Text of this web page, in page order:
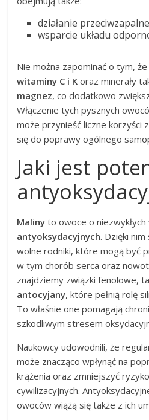
działanie
wsparcie układu
Nie można zapominać o tym,
witaminy C i K oraz minerały
magnez, co dodatkowo
Włączenie tych pysznych
może przynieść liczne korzyści
się do poprawy ogólnego
Jaki jest
Maliny to owoce o niezwykłych
antyoksydacyjnych. Dzięki
wolne rodniki, które mogą być
w tym chorób serca oraz
znajdziemy związki fenolowe,
antocyjany, które pełnią rolę
To właśnie one pomagają
szkodliwym stresem
Naukowcy udowodnili, że
może znacząco wpłynąć na
krążenia oraz zmniejszyć
cywilizacyjnych.
owoców wiążą się także z ich